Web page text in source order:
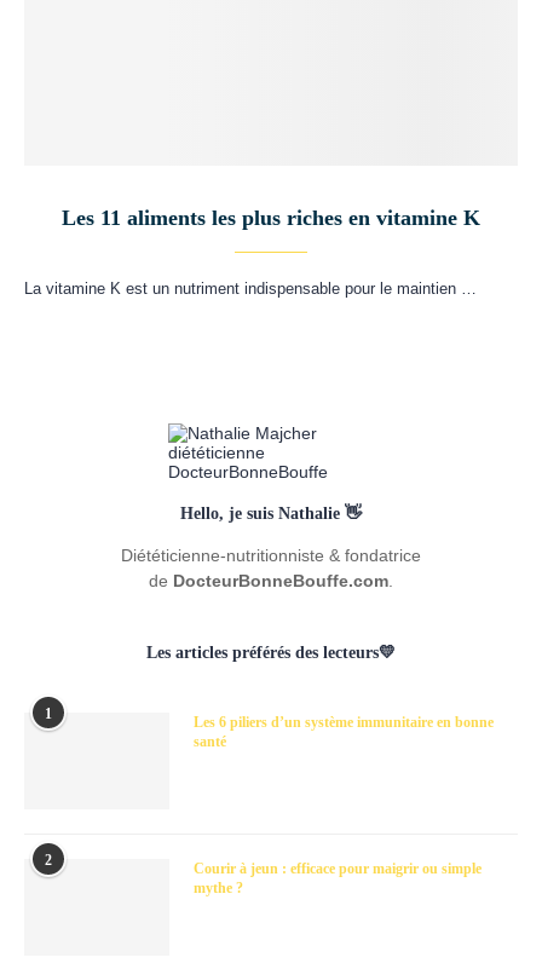
Les 11 aliments les plus riches en vitamine K
La vitamine K est un nutriment indispensable pour le maintien …
Hello, je suis Nathalie 👋
Diététicienne-nutritionniste & fondatrice
de DocteurBonneBouffe.com
Les articles préférés des lecteurs💛
1
Les 6 piliers d’un système immunitaire en bonne
santé
2
Courir à jeun : efficace pour maigrir ou simple
mythe ?